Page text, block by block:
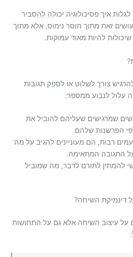
איך פסיכולוגיה יכולה להסביר
זאת מתוך חוסר נימוס, אלא מתוך
להיות מאוד עמוקות.
צורך לשלוט או לספק תגובות
עלול לנבוע ממספר:
שמרגישים שעליהם להוביל את
הפרשנות שלהם.
רבות, הם מעוניינים להגיב על מה
התגובה המתאימה.
להמתין לתורם לדבר, מה שמוביל
דינמיקת השיחה?
על עיצוב השיחה אלא גם על התחושות